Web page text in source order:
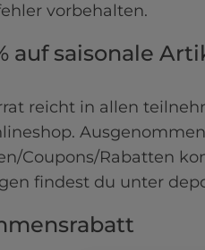
vorbehalten.
auf saisonale
reicht in allen
Coupons/Rabatten
findest du unter